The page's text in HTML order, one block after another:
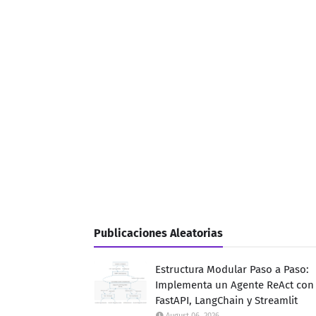
Publicaciones Aleatorias
Estructura Modular Paso a Paso:
Implementa un Agente ReAct con
FastAPI, LangChain y Streamlit